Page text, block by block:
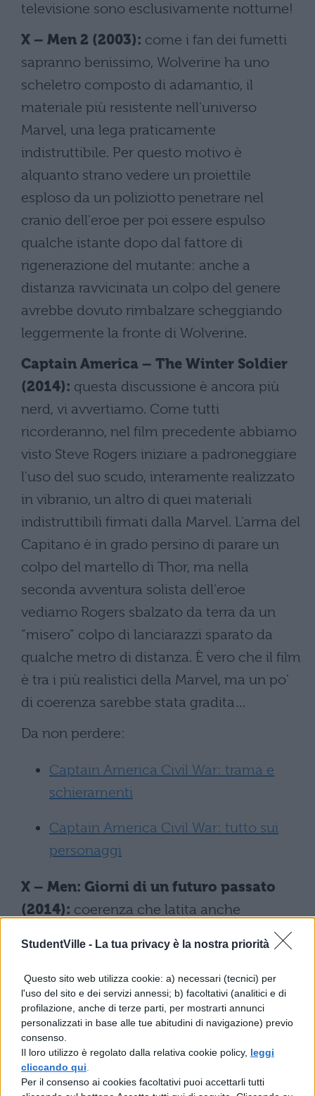
StudentVille - La tua privacy è la nostra priorità
Questo sito web utilizza cookie: a) necessari (tecnici) per
l'uso del sito e dei servizi annessi; b) facoltativi (analitici e di
profilazione, anche di terze parti, per mostrarti annunci
personalizzati in base alle tue abitudini di navigazione) previo
consenso.
Il loro utilizzo è regolato dalla relativa cookie policy, leggi
cliccando qui
Per il consenso ai cookies facoltativi puoi accettarli tutti
televisione sono esclusivamente notturne!
X – Men 2 (2003): come i fan dei fumetti
sapranno benissimo, Wolverine ha uno
scheletro composto di adamantio, il
materiale più resistente nell'universo
Marvel, una lega praticamente
indistruttibile. Per questo motivo è
alquanto strano vedere un proiettile
esploso da un poliziotto penetrare nel
cranio dell'eroe per poi essere espulso
qualche istante dopo dal fattore di
rigenerazione del mutante: anche a
distanza ravvicinata un colpo del genere
avrebbe dovuto rimbalzare scheggiando
leggermente la fronte di Wolverine.
Captain America – The Winter Soldier
(2014): questa discussione è ancora più
nerd, vi avvertiamo. Come tutti
ricorderanno, nel film precedente abbiamo
visto Steve Rogers iniziare a padroneggiare
l'uso del suo scudo, interamente realizzato
in vibranio, un altro di quei materiali
indistruttibili firmati dalla Marvel. L'arma del
Capitano è in grado persino di parare un
colpo del martello di Thor, ma nella
seconda avventura solista dell'eroe
vediamo Rogers sbalzato da terra da un
“misero” colpo di lanciarazzi sparato da
qualche metro di distanza. È vero che il film
è tra i più realistici della Marvel, ma un po'
di coerenza sarebbe stata gradita…
Da non perdere:
Captain America Civil War: trama e
schieramenti
Captain America Civil War: tutto sui
personaggi
X – Men: Giorni di un futuro passato
(2014): coerenza che latita anche
dell'imminente Apocalypse. Certo, la
pellicola è incentrata sui paradossi
temporali, ma è lecito credere che in
qualsiasi realtà il Pentagono rimanga ad
Arlington, nella Virginia, e non a
Washington come a un certo punto viene
fatto vedere. Altri problemi, questa volta al